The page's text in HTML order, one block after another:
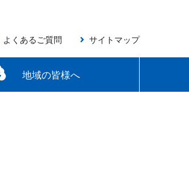
よくあるご質問 サイトマップ
地域の皆様へ